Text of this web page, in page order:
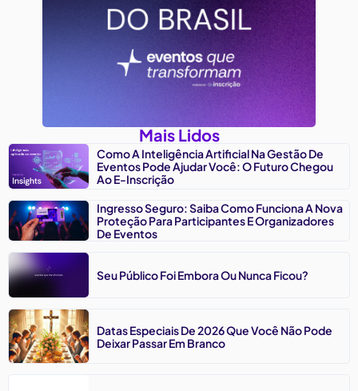
Mais Lidos
Como A Inteligência Artificial Na Gestão De
Eventos Pode Ajudar Você: O Futuro Chegou
Ao E-Inscrição
Ingresso Seguro: Saiba Como Funciona A Nova
Proteção Para Participantes E Organizadores
De Eventos
Seu Público Foi Embora Ou Nunca Ficou?
Datas Especiais De 2026 Que Você Não Pode
Deixar Passar Em Branco